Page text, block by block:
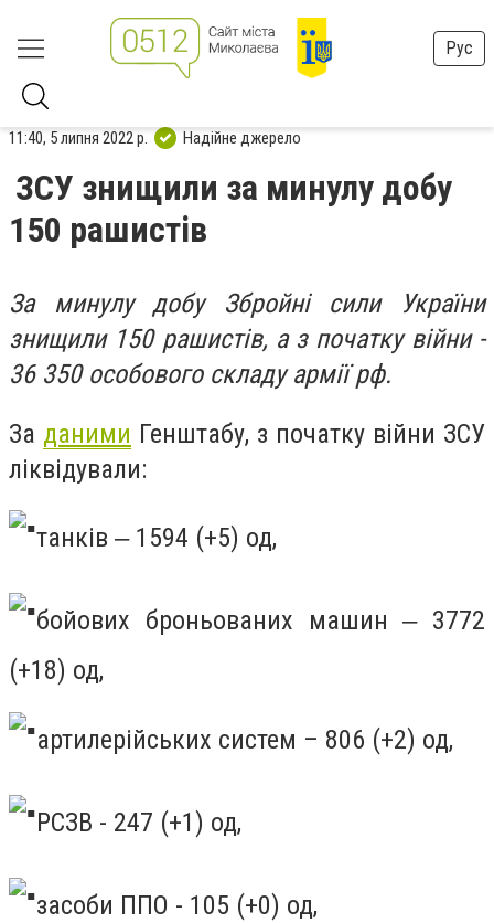
Рус
11:40, 5 липня 2022 р. Надійне джерело
ЗСУ знищили за минулу добу
150 рашистів
За минулу добу Збройні сили України
знищили 150 рашистів, а з початку війни -
36 350 особового складу армії рф.
За даними Генштабу, з початку війни ЗСУ
ліквідували:
танків ‒ 1594 (+5) од,
бойових броньованих машин ‒ 3772
(+18) од,
артилерійських систем – 806 (+2) од,
РСЗВ - 247 (+1) од,
засоби ППО - 105 (+0) од,